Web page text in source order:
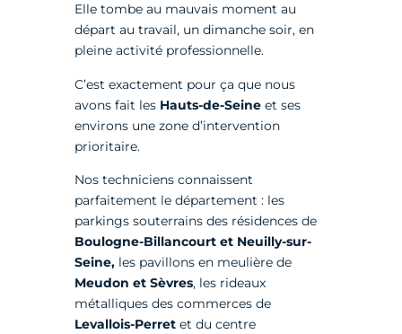
Elle tombe au mauvais moment au
départ au travail, un dimanche soir, en
pleine activité professionnelle.
C’est exactement pour ça que nous
avons fait les Hauts-de-Seine et ses
environs une zone d’intervention
prioritaire.
Nos techniciens connaissent
parfaitement le département : les
parkings souterrains des résidences de
Boulogne-Billancourt et Neuilly-sur-
Seine,les pavillons en meulière de
Meudon et Sèvres, les rideaux
métalliques des commerces de
Levallois-Perretet du centre